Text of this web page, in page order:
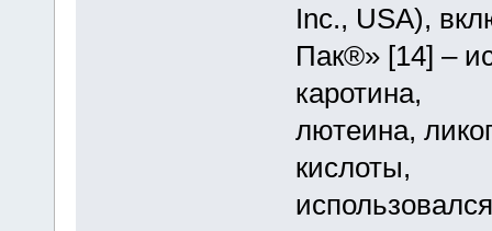
Inc., USA),
Пак®» [14] –
каротина,
лютеина,
кислоты,